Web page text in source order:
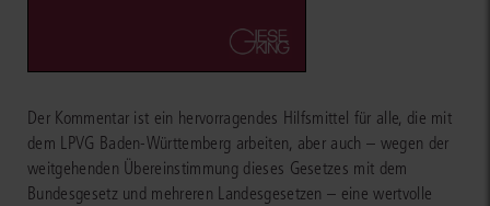
Der Kommentar ist ein hervorragendes Hilfsmittel für alle, die mit
dem LPVG Baden-Württemberg arbeiten, aber auch – wegen der
weitgehenden Übereinstimmung dieses Gesetzes mit dem
Bundesgesetz und mehreren Landesgesetzen – eine wertvolle